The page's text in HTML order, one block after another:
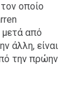
οποίο
από
άλλη, είναι
την πρώην